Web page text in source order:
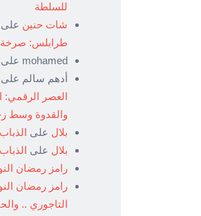
للسلطة
شات حنين على
طرابلس:
mohamed على
أدهم سالم على
العصر الرقمي:
والقدوة وسط
بلال على
بلال على
رامز رمضان
رامز رمضان
التاجوري ..